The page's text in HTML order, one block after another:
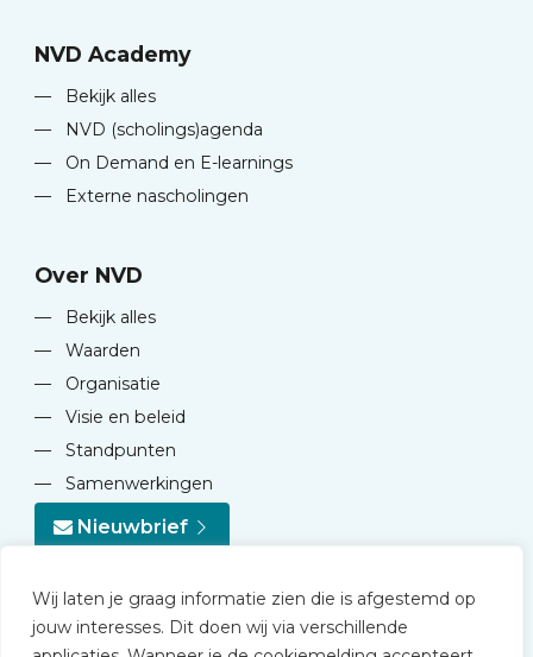
Wij laten je graag informatie zien die is afgestemd op
jouw interesses. Dit doen wij via verschillende
NVD Academy
—
Bekijk alles
—
NVD (scholings)agenda
—
On Demand en E-learnings
—
Externe nascholingen
Over NVD
—
Bekijk alles
—
Waarden
—
Organisatie
—
Visie en beleid
—
Standpunten
—
Samenwerkingen
Nieuwbrief